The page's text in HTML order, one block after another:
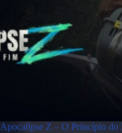
Apocalipse Z – O Princípio do